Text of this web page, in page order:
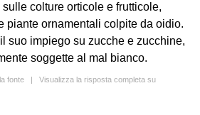
colture orticole e frutticole,
piante ornamentali colpite da oidio.
suo impiego su zucche e zucchine,
soggette al mal bianco.
fonte | Visualizza la risposta completa su